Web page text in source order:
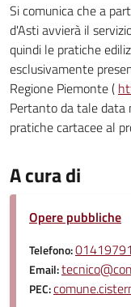
Si comunica che a
d'Asti avvierà il
quindi le pratiche
esclusivamente
Regione Piemonte (
Pertanto da tale data
pratiche cartacee al
A cura di
Opere pubbliche
Telefono:
Email:
PEC: